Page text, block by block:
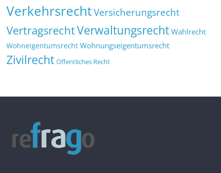
VerkehrsrechtVersicherungsrecht
VertragsrechtVerwaltungsrecht Wahlrecht
Wohneigentumsrecht Wohnungseigentumsrecht
Zivilrecht Öffentliches Recht